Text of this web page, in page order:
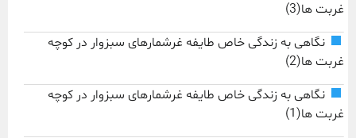
غربت ها(3)
نگاهی به زندگی خاص طایفه غرشمارهای سبزوار در کوچه
غربت ها(2)
نگاهی به زندگی خاص طایفه غرشمارهای سبزوار در کوچه
غربت ها(1)